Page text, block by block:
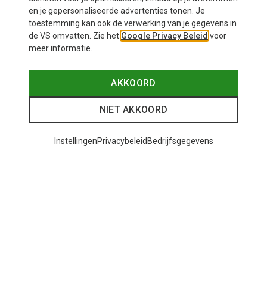
en je gepersonaliseerde advertenties tonen. Je
toestemming kan ook de verwerking van je gegevens in
de VS omvatten. Zie het Google Privacy Beleid voor
meer informatie.
AKKOORD
NIET AKKOORD
InstellingenPrivacybeleid Bedrijfsgegevens